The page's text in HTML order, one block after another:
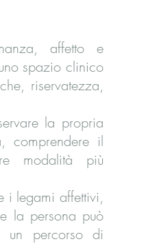
affetto e
spazio clinico
riservatezza,
la propria
comprendere il
modalità più
i legami affettivi,
la persona può
un percorso di